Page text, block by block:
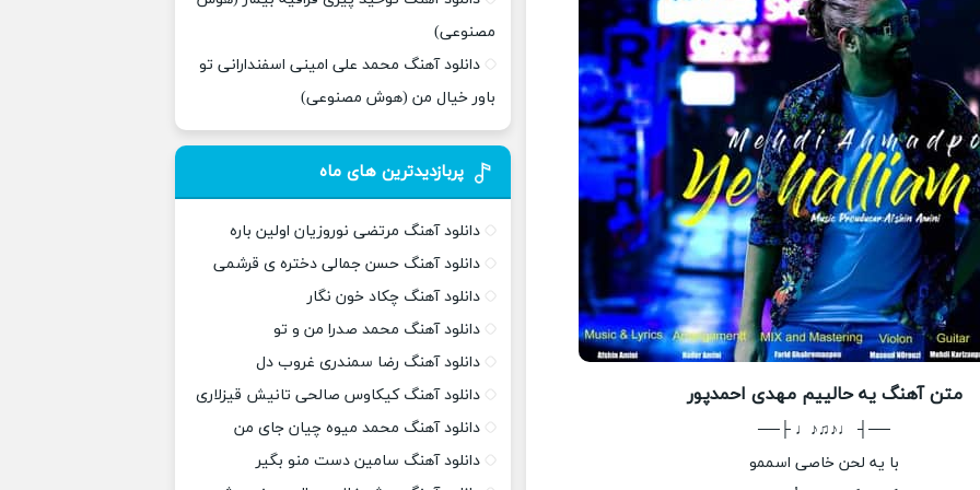
متن آهنگ یه حالییم مهدی احمدپور
──┤ ♩♪♫♪♩ ├──
با یه لحن خاصی اسممو
مصنوعی)
دانلود آهنگ محمد علی امینی اسفندارانی تو
باور خیال من (هوش مصنوعی)
پربازدیدترین های ماه
دانلود آهنگ مرتضی نوروزیان اولین باره
دانلود آهنگ حسن جمالی دختره ی قرشمی
دانلود آهنگ چکاد خون نگار
دانلود آهنگ محمد صدرا من و تو
دانلود آهنگ رضا سمندری غروب دل
دانلود آهنگ کیکاوس صالحی تانیش قیزلاری
دانلود آهنگ محمد میوه چیان جای من
دانلود آهنگ سامین دست منو بگیر